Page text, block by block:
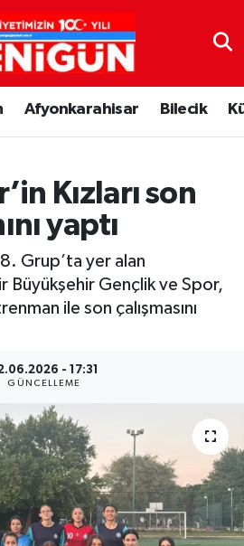
Afyonkarahisar Bilecik
Kızları son
yaptı
Grup’ta yer alan
Büyükşehir Gençlik ve Spor,
ile son çalışmasını
- 17:31
GÜNCELLEME
ve Fikstür